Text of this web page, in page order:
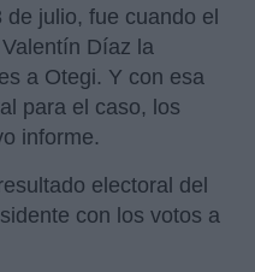
julio, fue cuando el
Díaz la
a Otegi. Y con esa
para el caso, los
informe.
electoral del
con los votos a